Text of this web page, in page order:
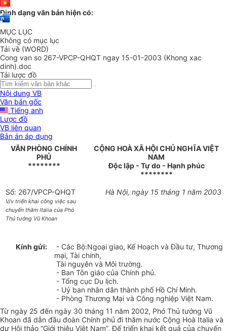
Định dạng văn bản hiện có:
MỤC LỤC
Không có mục lục
Tải về (WORD)
Cong van so 267-VPCP-QHQT ngay 15-01-2003 (Khong xac
dinh).doc
Tải lược đồ
Nội dung VB
Văn bản gốc
Tiếng anh
Lược đồ
VB liên quan
Bản án áp dụng
VĂN PHÒNG CHÍNH
PHỦ
********
CỘNG HOÀ XÃ HỘI CHỦ NGHĨA VIỆT
NAM
Độc lập - Tự do - Hạnh phúc
********
Số: 267/VPCP-QHQT
V/v triển khai công việc sau
chuyến thăm Italia của Phó
Thủ tướng Vũ Khoan
Hà Nội, ngày 15 tháng 1 năm 2003
Kính gửi:
- Các Bộ:Ngoại giao, Kế Hoạch và Đầu tư, Thương
mại, Tài chính,
Tài nguyên và Môi trường.
- Ban Tôn giáo của Chính phủ.
- Tổng cục Du lịch.
- Uỷ ban nhân dân thành phố Hồ Chí Minh.
- Phòng Thương Mại và Công nghiệp Việt Nam.
Từ ngày 25 đến ngày 30 tháng 11 năm 2002, Phó Thủ tướng Vũ
Khoan đã dẫn đầu đoàn Chính phủ đi thăm nước Cộng Hoà Italia và
dự Hội thảo “Giới thiệu Việt Nam”. Để triển khai kết quả của chuyến